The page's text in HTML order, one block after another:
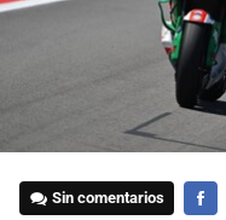
Sin comentarios